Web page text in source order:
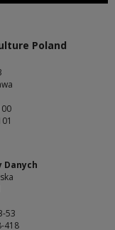
Poland
Danych
53
418